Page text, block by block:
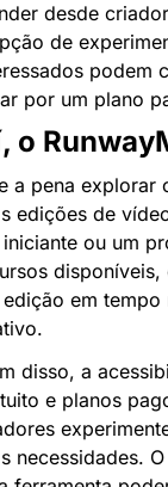
desde
de
podem
por um plano
o
a pena explorar
edições de
ou um
em
disso, a
e planos
necessidades.